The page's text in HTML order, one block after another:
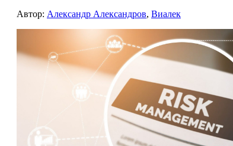
Автор: Александр Александров, Виалек